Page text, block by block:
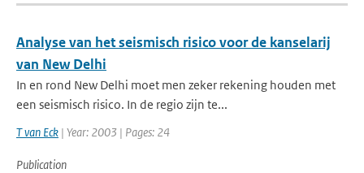
Analyse van het seismisch risico voor de kanselarij
van New Delhi
In en rond New Delhi moet men zeker rekening houden met
een seismisch risico. In de regio zijn te...
T van Eck | Year: 2003 | Pages: 24
Publication